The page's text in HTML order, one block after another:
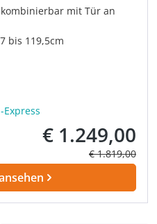
mit Tür an
bis 119,5cm
Express
Verkaufspreis:
€ 1.249,00
Regulärer
€ 1.819,00